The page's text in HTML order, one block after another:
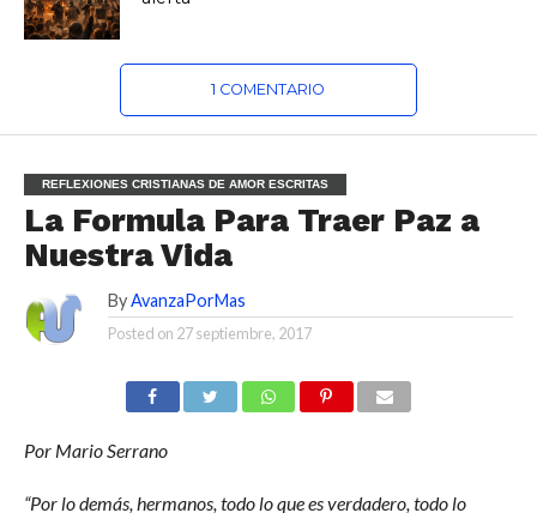
1 COMENTARIO
REFLEXIONES CRISTIANAS DE AMOR ESCRITAS
La Formula Para Traer Paz a
Nuestra Vida
By AvanzaPorMas
Posted on 27 septiembre, 2017
Por Mario Serrano
“Por lo demás, hermanos, todo lo que es verdadero, todo lo